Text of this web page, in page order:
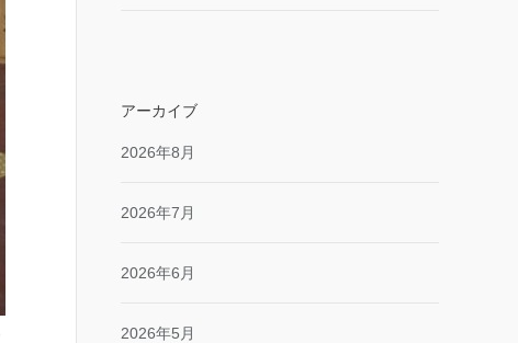
アーカイブ
2026年8月
2026年7月
2026年6月
2026年5月